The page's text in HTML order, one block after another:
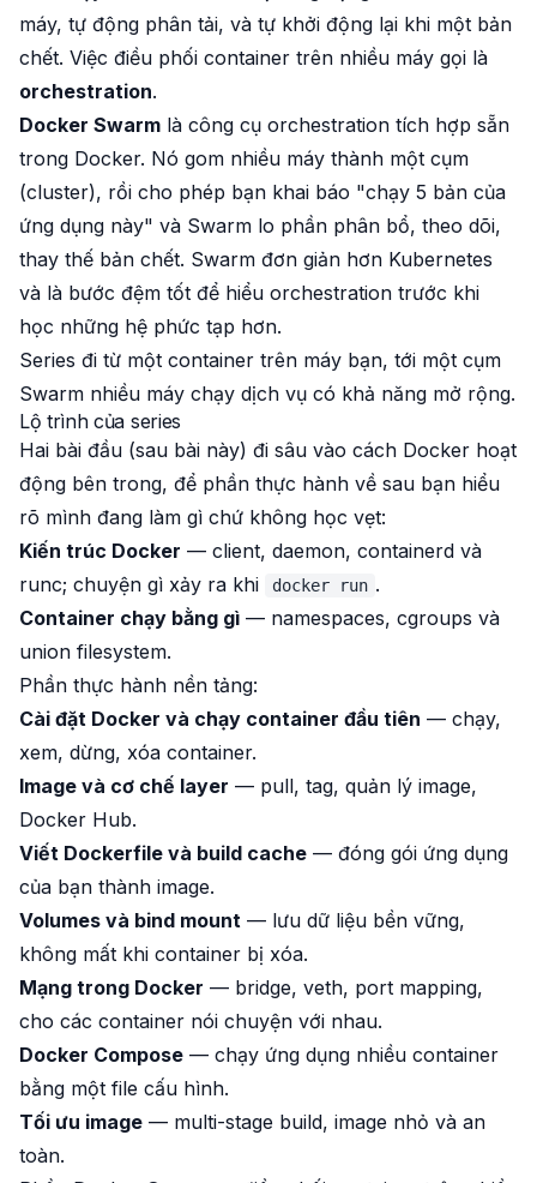
máy, tự động phân tải, và tự khởi động lại khi một bản
chết. Việc điều phối container trên nhiều máy gọi là
orchestration.
Docker Swarm là công cụ orchestration tích hợp sẵn
trong Docker. Nó gom nhiều máy thành một cụm
(cluster), rồi cho phép bạn khai báo "chạy 5 bản của
ứng dụng này" và Swarm lo phần phân bổ, theo dõi,
thay thế bản chết. Swarm đơn giản hơn Kubernetes
và là bước đệm tốt để hiểu orchestration trước khi
học những hệ phức tạp hơn.
Series đi từ một container trên máy bạn, tới một cụm
Swarm nhiều máy chạy dịch vụ có khả năng mở rộng.
Lộ trình của series
Hai bài đầu (sau bài này) đi sâu vào cách Docker hoạt
động bên trong, để phần thực hành về sau bạn hiểu
rõ mình đang làm gì chứ không học vẹt:
Kiến trúc Docker — client, daemon, containerd và
runc; chuyện gì xảy ra khi
docker run .
Container chạy bằng gì — namespaces, cgroups và
union filesystem.
Phần thực hành nền tảng:
Cài đặt Docker và chạy container đầu tiên — chạy,
xem, dừng, xóa container.
Image và cơ chế layer — pull, tag, quản lý image,
Docker Hub.
Viết Dockerfile và build cache — đóng gói ứng dụng
của bạn thành image.
Volumes và bind mount — lưu dữ liệu bền vững,
không mất khi container bị xóa.
Mạng trong Docker — bridge, veth, port mapping,
cho các container nói chuyện với nhau.
Docker Compose — chạy ứng dụng nhiều container
bằng một file cấu hình.
Tối ưu image — multi-stage build, image nhỏ và an
toàn.